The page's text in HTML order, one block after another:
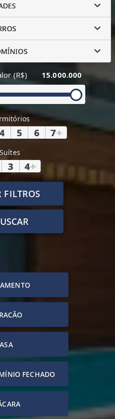
(R$) 15.000.000
4 5 6 7+
Suítes
3 4+
FILTROS
FECHADO